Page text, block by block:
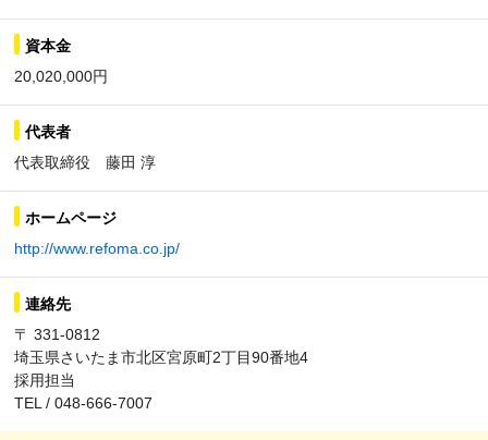
資本金
20,020,000円
代表者
代表取締役 藤田 淳
ホームページ
http://www.refoma.co.jp/
連絡先
〒 331-0812
埼玉県さいたま市北区宮原町2丁目90番地4
採用担当
TEL / 048-666-7007